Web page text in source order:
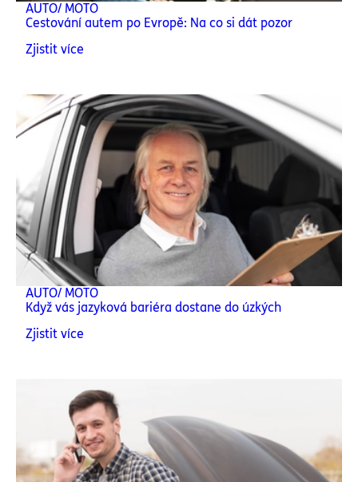
AUTO/ MOTO
Cestování autem po Evropě: Na co si dát pozor
Zjistit více
AUTO/ MOTO
Když vás jazyková bariéra dostane do úzkých
Zjistit více